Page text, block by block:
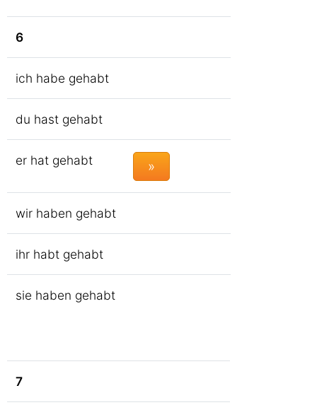
6
ich habe gehabt
du hast gehabt
er hat gehabt »
wir haben gehabt
ihr habt gehabt
sie haben gehabt
7